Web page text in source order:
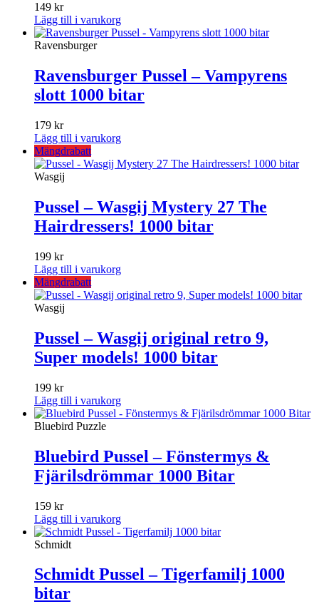
149 kr
Lägg till i varukorg
Ravensburger
Ravensburger Pussel – Vampyrens
slott 1000 bitar
179 kr
Lägg till i varukorg
Mängdrabatt
Wasgij
Pussel – Wasgij Mystery 27 The
Hairdressers! 1000 bitar
199 kr
Lägg till i varukorg
Mängdrabatt
Wasgij
Pussel – Wasgij original retro 9,
Super models! 1000 bitar
199 kr
Lägg till i varukorg
Bluebird Puzzle
Bluebird Pussel – Fönstermys &
Fjärilsdrömmar 1000 Bitar
159 kr
Lägg till i varukorg
Schmidt
Schmidt Pussel – Tigerfamilj 1000
bitar